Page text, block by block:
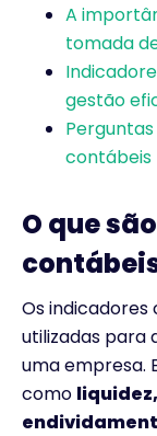
A
tomada
gestão
contábeis
O que
Os
utilizadas para
uma empresa.
como